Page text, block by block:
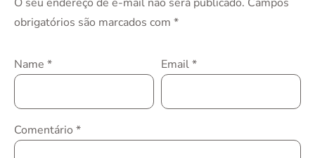
obrigatórios são marcados com *
Name * Email*
Comentário *